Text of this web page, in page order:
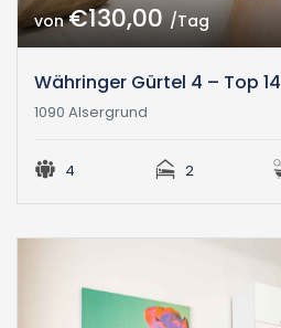
von€130,00/Tag
Währinger Gürtel 4 – Top 14
1090 Alsergrund
4 2